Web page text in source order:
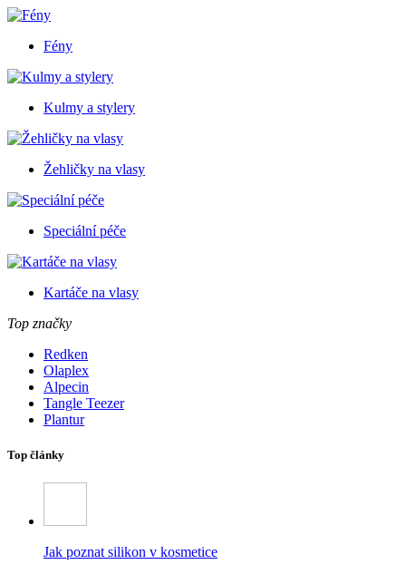
Fény
Kulmy a stylery
Žehličky na vlasy
Speciální péče
Kartáče na vlasy
Top značky
Redken
Olaplex
Alpecin
Tangle Teezer
Plantur
Top články
Jak poznat silikon v kosmetice